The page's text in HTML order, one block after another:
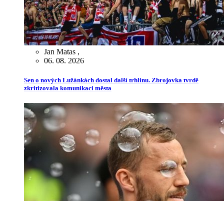
Jan Matas ,
06. 08. 2026
Sen o nových Lužánkách dostal další trhlinu. Zbrojovka tvrdě
zkritizovala komunikaci města